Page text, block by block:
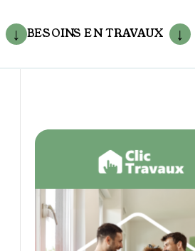
BESOINS EN TRAVAUX